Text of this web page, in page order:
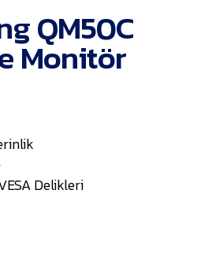
QM50C
Monitör
Delikleri